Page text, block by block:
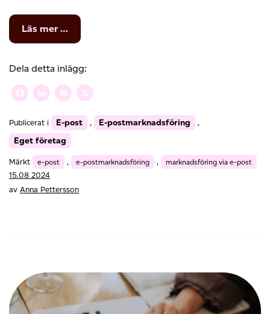
Läs mer …
för
bättre
e-
postmarknadsföring
Dela detta inlägg:
Facebook
LinkedIn
Email
Publicerat i E-post , E-postmarknadsföring ,
Eget företag
Märkt e-post , e-postmarknadsföring ,
marknadsföring via e-post
15.08 2024
av Anna Pettersson